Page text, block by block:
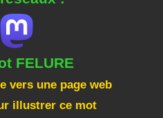
FELURE
vers une page web
illustrer ce mot